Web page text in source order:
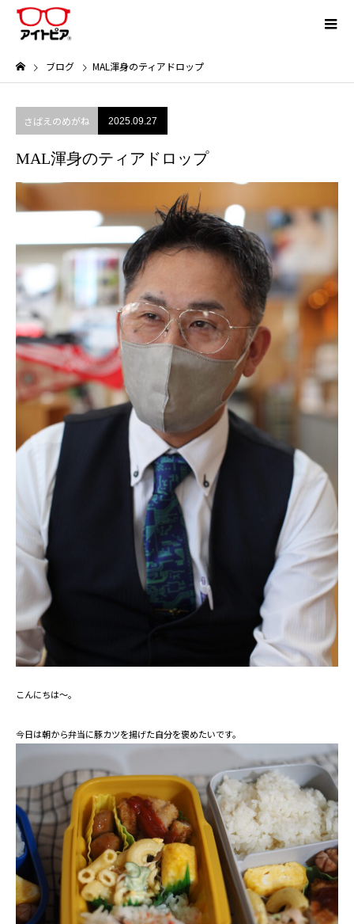
ブログ MAL渾身のティアドロップ
さばえのめがね 2025.09.27
MAL渾身のティアドロップ
こんにちは～。
今日は朝から弁当に豚カツを揚げた自分を褒めたいです。